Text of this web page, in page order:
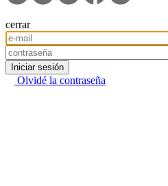
cerrar
Iniciar sesión
Olvidé la contraseña